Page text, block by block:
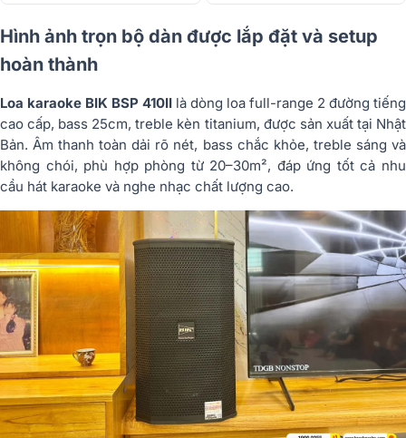
Hình ảnh trọn bộ dàn được lắp đặt và setup
hoàn thành
Loa karaoke BIK BSP 410II là dòng loa full-range 2 đường tiếng
cao cấp, bass 25cm, treble kèn titanium, được sản xuất tại Nhật
Bản. Âm thanh toàn dải rõ nét, bass chắc khỏe, treble sáng và
không chói, phù hợp phòng từ 20–30m², đáp ứng tốt cả nhu
cầu hát karaoke và nghe nhạc chất lượng cao.